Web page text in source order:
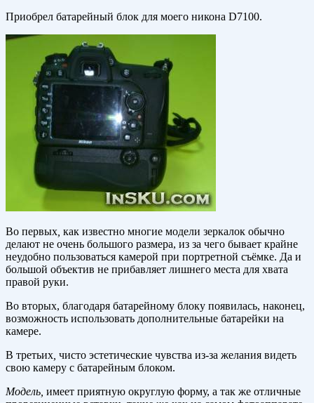
Приобрел батарейный блок для моего никона D7100.
Во первых как известно многие модели зеркалок обычно
делают не очень большого размера, из за чего бывает крайне
неудобно пользоваться камерой при портретной съёмке. Да и
большой объектив не прибавляет лишнего места для хвата
правой руки.
Во вторых, благодаря батарейному блоку появилась, наконец,
возможность использовать дополнительные батарейки на
камере.
В третьих чисто эстетические чувства из-за желания видеть
свою камеру с батарейным блоком.
Модель, имеет приятную округлую форму, а так же отличные